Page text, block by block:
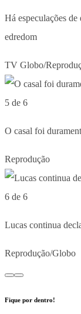
Há especulações
edredom
TV Globo/
5 de 6
O casal foi
Reprodução
6 de 6
Lucas continua
Reprodução/Globo
Fique por dentro!